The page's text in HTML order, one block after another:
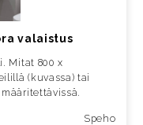
valaistus
Mitat 800 x
(kuvassa) tai
Speho